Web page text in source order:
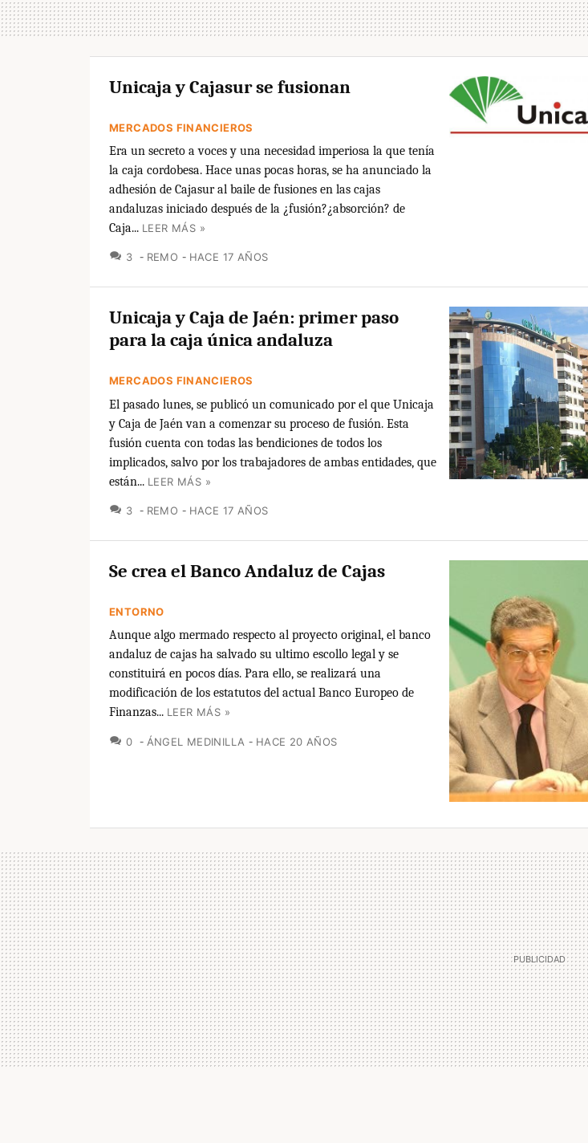
Unicaja y Cajasur se fusionan
MERCADOS FINANCIEROS
Era un secreto a voces y una necesidad imperiosa la que tenía
la caja cordobesa. Hace unas pocas horas, se ha anunciado la
adhesión de Cajasur al baile de fusiones en las cajas
andaluzas iniciado después de la ¿fusión?¿absorción? de
Caja... LEER MÁS »
3 COMENTARIOS
REMO HACE 17 AÑOS
Unicaja y Caja de Jaén: primer paso
para la caja única andaluza
MERCADOS FINANCIEROS
El pasado lunes, se publicó un comunicado por el que Unicaja
y Caja de Jaén van a comenzar su proceso de fusión. Esta
fusión cuenta con todas las bendiciones de todos los
implicados, salvo por los trabajadores de ambas entidades, que
están... LEER MÁS »
3 COMENTARIOS
REMO HACE 17 AÑOS
Se crea el Banco Andaluz de Cajas
ENTORNO
Aunque algo mermado respecto al proyecto original, el banco
andaluz de cajas ha salvado su ultimo escollo legal y se
constituirá en pocos días. Para ello, se realizará una
modificación de los estatutos del actual Banco Europeo de
Finanzas... LEER MÁS »
0 COMENTARIOS
ÁNGEL MEDINILLA HACE 20 AÑOS